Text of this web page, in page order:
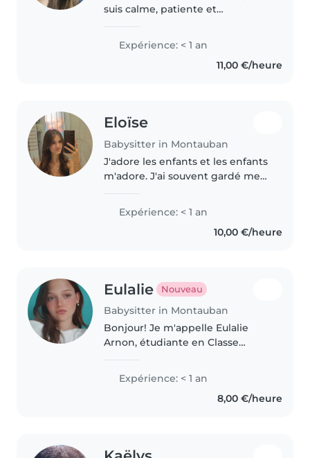
suis calme, patiente et
d'expérience, j'ai beaucoup
d'enthousiasme pour le travail
auprès des tout-petits,
Expérience: < 1 an
11,00 €/heure
Eloïse
Babysitter in Montauban
J'adore les enfants et les enfants
m'adore. J'ai souvent gardé mes
lecture, aider aux devoirs etc. Je
Expérience: < 1 an
10,00 €/heure
Eulalie Nouveau
Babysitter in Montauban
Bonjour! Je m'appelle Eulalie
Arnon, étudiante en Classe
donc à la recherche d'un petit
job d'étudiant pendant les
vacances. J'ai toujours aimé..
Expérience: < 1 an
8,00 €/heure